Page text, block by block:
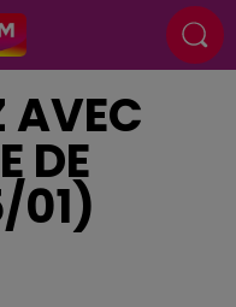
AVEC
DE
01)